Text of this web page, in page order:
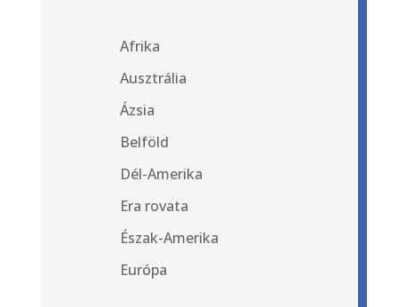
Afrika
Ausztrália
Ázsia
Belföld
Dél-Amerika
Era rovata
Észak-Amerika
Európa